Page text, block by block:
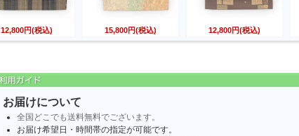
12,800円(税込) 15,800円(税込) 12,800円(税込)
お届けについて
全国どこでも送料無料でございます。
お届け希望日・時間帯の指定が可能です。